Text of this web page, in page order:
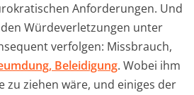
Anforderungen. Und
Würdeverletzungen unter
verfolgen: Missbrauch,
Beleidigung. Wobei ihm
zu ziehen wäre, und einiges der